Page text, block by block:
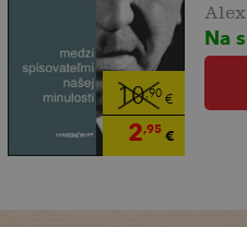
10,90€
2,95€
Na